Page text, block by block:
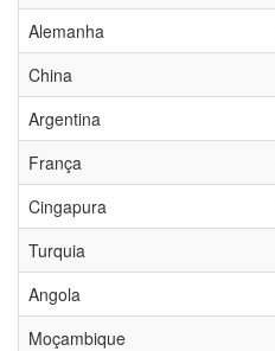
Alemanha
China
Argentina
França
Cingapura
Turquia
Angola
Moçambique